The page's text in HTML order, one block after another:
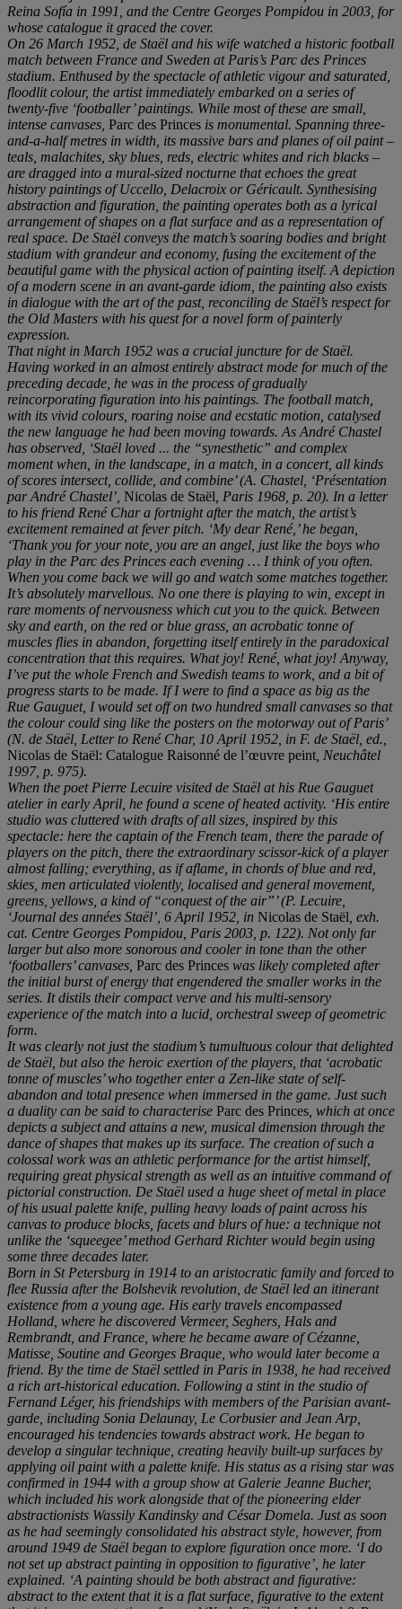
Reina Sofía in 1991, and the Centre Georges Pompidou in 2003, for
whose catalogue it graced the cover.
On 26 March 1952, de Staël and his wife watched a historic football
match between France and Sweden at Paris’s Parc des Princes
stadium. Enthused by the spectacle of athletic vigour and saturated,
floodlit colour, the artist immediately embarked on a series of
twenty-five ‘footballer’paintings. While most of these are small,
intense canvases, Parc des Princes is monumental. Spanning three-
and-a-half metres in width, its massive bars and planes of oil paint–
teals, malachites, sky blues, reds, electric whites and rich blacks –
are dragged into a mural-sized nocturne that echoes the great
history paintings of Uccello, Delacroix or Géricault. Synthesising
abstraction and figuration, the painting operates both as a lyrical
arrangement of shapes on a flat surface and as a representation of
real space. De Staël conveys the match’s soaring bodies and bright
stadium with grandeur and economy, fusing the excitement of the
beautiful game with the physical action of painting itself. A depiction
of a modern scene in an avant-garde idiom, the painting also exists
in dialogue with the art of the past, reconciling de Staël’s respect for
the Old Masters with his quest for a novel form of painterly
expression.
That night in March 1952 was a crucial juncture for de Staël.
Having worked in an almost entirely abstract mode for much of the
preceding decade, he was in the process of gradually
reincorporating figuration into his paintings. The football match,
with its vivid colours, roaring noise and ecstatic motion, catalysed
the new language he had been moving towards. As AndréChastel
has observed, ‘Staël loved ... the “synesthetic” and complex
moment when, in the landscape, in a match, in a concert, all kinds
of scores intersect, collide, and combine’(A. Chastel, ‘Présentation
par AndréChastel’ Nicolas de Staël Paris 1968, p. 20). In a letter
to his friend RenéChar a fortnight after the match, the artist’s
excitement remained at fever pitch. ‘My dear René,’he began,
‘Thank you for your note, you are an angel, just like the boys who
play in the Parc des Princes each evening … I think of you often.
When you come back we will go and watch some matches together.
It’s absolutely marvellous. No one there is playing to win, except in
rare moments of nervousness which cut you to the quick. Between
sky and earth, on the red or blue grass, an acrobatic tonne of
muscles flies in abandon, forgetting itself entirely in the paradoxical
concentration that this requires. What joy! René, what joy! Anyway,
I’ve put the whole French and Swedish teams to work, and a bit of
progress starts to be made. If I were to find a space as big as the
Rue Gauguet, I would set off on two hundred small canvases so that
the colour could sing like the posters on the motorway out of Paris’
(N. de Staël, Letter to René Char, 10 April 1952, in F. de Staël, ed.,
Nicolas de Staël: Catalogue Raisonné de l’œuvre peint Neuchâtel
1997, p. 975).
When the poet Pierre Lecuire visited de Staël at his Rue Gauguet
atelier in early April, he found a scene of heated activity. ‘His entire
studio was cluttered with drafts of all sizes, inspired by this
spectacle: here the captain of the French team, there the parade of
players on the pitch, there the extraordinary scissor-kick of a player
almost falling; everything, as if aflame, in chords of blue and red,
skies, men articulated violently, localised and general movement,
greens, yellows, a kind of “conquest of the air”’(P. Lecuire,
‘Journal des années Staël’ , 6 April 1952, in Nicolas de Staël , exh.
cat. Centre Georges Pompidou, Paris 2003, p. 122). Not only far
larger but also more sonorous and cooler in tone than the other
‘footballers’canvases, Parc des Princes was likely completed after
the initial burst of energy that engendered the smaller works in the
series. It distils their compact verve and his multi-sensory
experience of the match into a lucid, orchestral sweep of geometric
form.
It was clearly not just the stadium’s tumultuous colour that delighted
de Staël, but also the heroic exertion of the players, that ‘acrobatic
tonne of muscles’who together enter a Zen-like state of self-
abandon and total presence when immersed in the game. Just such
a duality can be said to characterise Parc des Princes , which at once
depicts a subject and attains a new, musical dimension through the
dance of shapes that makes up its surface. The creation of such a
colossal work was an athletic performance for the artist himself,
requiring great physical strength as well as an intuitive command of
pictorial construction. De Staël used a huge sheet of metal in place
of his usual palette knife, pulling heavy loads of paint across his
canvas to produce blocks, facets and blurs of hue: a technique not
unlike the ‘squeegee’method Gerhard Richter would begin using
some three decades later.
Born in St Petersburg in 1914 to an aristocratic family and forced to
flee Russia after the Bolshevik revolution, de Staël led an itinerant
existence from a young age. His early travels encompassed
Holland, where he discovered Vermeer, Seghers, Hals and
Rembrandt, and France, where he became aware of Cézanne,
Matisse, Soutine and Georges Braque, who would later become a
friend. By the time de Staël settled in Paris in 1938, he had received
a rich art-historical education. Following a stint in the studio of
Fernand Léger, his friendships with members of the Parisian avant-
garde, including Sonia Delaunay, Le Corbusier and Jean Arp,
encouraged his tendencies towards abstract work. He began to
develop a singular technique, creating heavily built-up surfaces by
applying oil paint with a palette knife. His status as a rising star was
confirmed in 1944 with a group show at Galerie Jeanne Bucher,
which included his work alongside that of the pioneering elder
abstractionists Wassily Kandinsky and César Domela. Just as soon
as he had seemingly consolidated his abstract style, however, from
around 1949 de Staël began to explore figuration once more. ‘I do
not set up abstract painting in opposition to figurative’ he later
explained. ‘A painting should be both abstract and figurative:
abstract to the extent that it is a flat surface, figurative to the extent